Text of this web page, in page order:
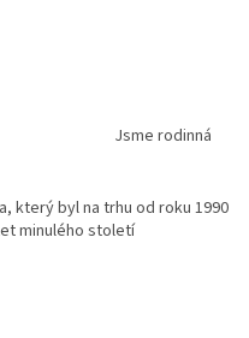
Jsme rodinná
který byl na trhu od roku 1990
minulého století